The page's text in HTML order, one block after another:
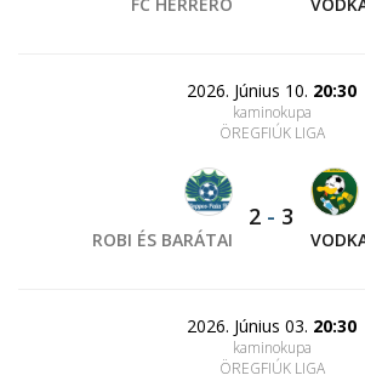
2026. Június 10. 20:30
kaminokupa
ÖREGFIÚK LIGA
ROBI ÉS BARÁTAI
2 - 3
2026. Június 03. 20:30
kaminokupa
ÖREGFIÚK LIGA